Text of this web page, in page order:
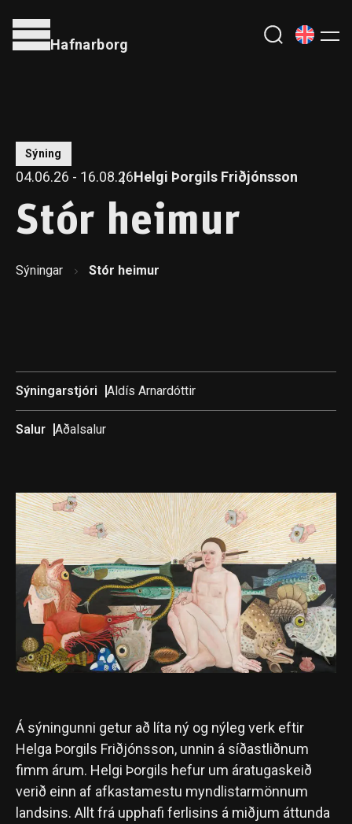
Hafnarborg
Sýning
04.06.26 - 16.08.26Helgi Þorgils Friðjónsson
Stór heimur
Sýningar Stór heimur
Sýningarstjóri Aldís Arnardóttir
Salur Aðalsalur
Á sýningunni getur að líta ný og nýleg verk eftir
Helga Þorgils Friðjónsson, unnin á síðastliðnum
fimm árum. Helgi Þorgils hefur um áratugaskeið
verið einn af afkastamestu myndlistarmönnum
landsins. Allt frá upphafi ferlisins á miðjum áttunda